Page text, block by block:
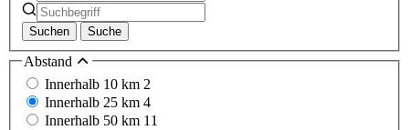
Suchen Suche
Abstand
Innerhalb 10 km 2
Innerhalb 25 km 4
Innerhalb 50 km 11